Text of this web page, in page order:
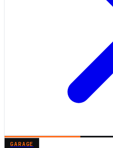
GARAGE